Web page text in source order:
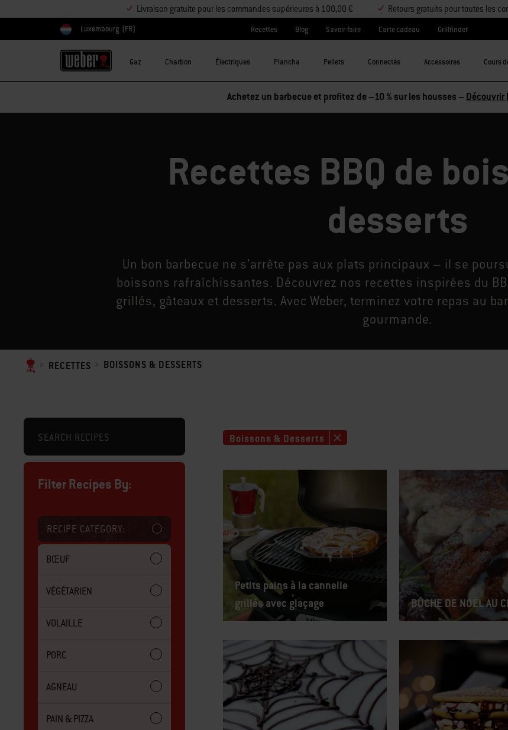
Livraison gratuite pour les commandes supérieures à 100,00 € Retours gratuits pour toutes les
Choisir un pays
Luxembourg (FR) Recettes Blog Savoir-faire Carte cadeau Grillfinder
Gaz Charbon Électriques Plancha Pellets Connectés Accessoires Cours
Réduction sur les accessoires – Achetez 2 accessoires et économisez 5 %, ou 3 accessoires et
Recettes BBQ de
desserts
Un bon barbecue ne s’arrête pas aux plats principaux – il se
boissons rafraîchissantes. Découvrez nos recettes inspirées du
grillés, gâteaux et desserts. Avec Weber, terminez votre repas au
gourmande.
RECETTES BOISSONS & DESSERTS
Filter Recipes By:
RECIPE CATEGORY:
BŒUF
VÉGÉTARIEN
VOLAILLE
PORC
AGNEAU
PAIN & PIZZA
Boissons & Desserts
Petits pains à la cannelle
grillés avec glaçage
BÛCHE DE NOËL AU